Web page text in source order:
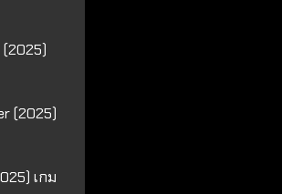
(2025)
(2025)
เกม